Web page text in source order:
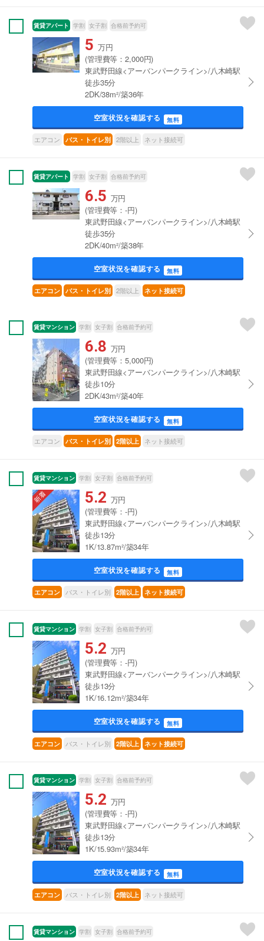
賃貸アパート 学割 女子割 合格前予約可
5 万円
(管理費等：2,000円)
東武野田線<アーバンパークライン>/八木崎駅
徒歩35分
2DK/38m²/築36年
空室状況を確認する 無料
エアコン バス・トイレ別 2階以上 ネット接続可
賃貸アパート 学割 女子割 合格前予約可
6.5 万円
(管理費等：-円)
東武野田線<アーバンパークライン>/八木崎駅
徒歩35分
2DK/40m²/築38年
空室状況を確認する 無料
エアコン バス・トイレ別 2階以上 ネット接続可
賃貸マンション 学割 女子割 合格前予約可
6.8 万円
(管理費等：5,000円)
東武野田線<アーバンパークライン>/八木崎駅
徒歩10分
2DK/43m²/築40年
空室状況を確認する 無料
エアコン バス・トイレ別 2階以上 ネット接続可
賃貸マンション 学割 女子割 合格前予約可
5.2 万円
(管理費等：-円)
東武野田線<アーバンパークライン>/八木崎駅
徒歩13分
1K/13.87m²/築34年
空室状況を確認する 無料
エアコン バス・トイレ別 2階以上 ネット接続可
賃貸マンション 学割 女子割 合格前予約可
5.2 万円
(管理費等：-円)
東武野田線<アーバンパークライン>/八木崎駅
徒歩13分
1K/16.12m²/築34年
空室状況を確認する 無料
エアコン バス・トイレ別 2階以上 ネット接続可
賃貸マンション 学割 女子割 合格前予約可
5.2 万円
(管理費等：-円)
東武野田線<アーバンパークライン>/八木崎駅
徒歩13分
1K/15.93m²/築34年
空室状況を確認する 無料
エアコン バス・トイレ別 2階以上 ネット接続可
賃貸マンション 学割 女子割 合格前予約可